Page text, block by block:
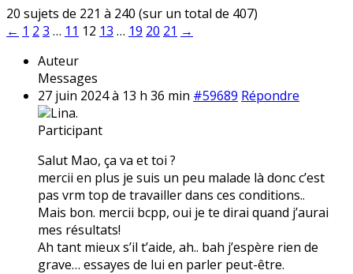
20 sujets de 221 à 240 (sur un total de 407)
← 1 2 3 … 11 12 13 … 19 20 21 →
Auteur
Messages
27 juin 2024 à 13 h 36 min #59689 Répondre
Lina.
Participant
Salut Mao, ça va et toi ?
mercii en plus je suis un peu malade là donc c’est
pas vrm top de travailler dans ces conditions..
Mais bon. mercii bcpp, oui je te dirai quand j’aurai
mes résultats!
Ah tant mieux s’il t’aide, ah.. bah j’espère rien de
grave… essayes de lui en parler peut-être.